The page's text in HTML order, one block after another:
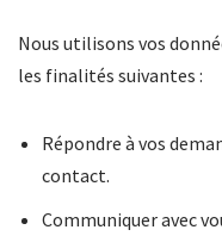
Nous utilisons vos
les finalités suivantes :
Répondre à vos
contact.
Communiquer avec